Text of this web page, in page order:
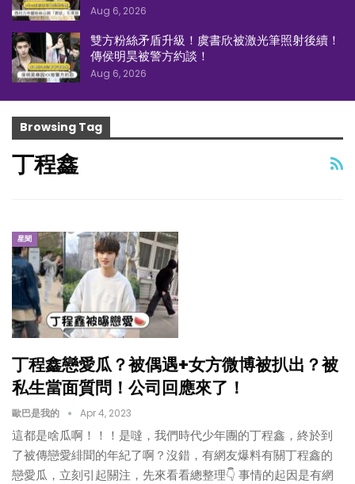
Aug 6, 2026
雙方粉絲矛盾升級！虞書欣被激光筆照射後續！
傳侯明昊被警方約談！
Aug 6, 2026
Browsing Tag
丁程鑫
星聞
丁程鑫戀愛瓜？被偶遇+女方微博被扒出？被
私生當面質問！公司回應來了！
歐巴是我的 Apr 4, 2023
這都是啥瓜啊！！！是噠，我們時代少年團的丁程鑫，終於到
了被傳戀愛緋聞的年紀了啊？沒錯，有網友爆料有關丁程鑫的
戀愛瓜，立刻引起關注，先來看看總整理👇 事情的起因是有網